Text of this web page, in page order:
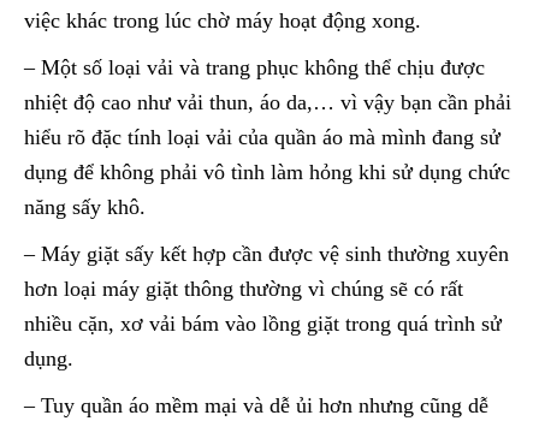
việc khác trong lúc chờ máy hoạt động xong.
– Một số loại vải và trang phục không thể chịu được
nhiệt độ cao như vải thun, áo da,… vì vậy bạn cần phải
hiểu rõ đặc tính loại vải của quần áo mà mình đang sử
dụng để không phải vô tình làm hỏng khi sử dụng chức
năng sấy khô.
– Máy giặt sấy kết hợp cần được vệ sinh thường xuyên
hơn loại máy giặt thông thường vì chúng sẽ có rất
nhiều cặn, xơ vải bám vào lồng giặt trong quá trình sử
dụng.
– Tuy quần áo mềm mại và dễ ủi hơn nhưng cũng dễ